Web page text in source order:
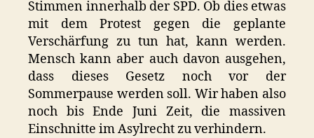
Stimmen innerhalb der SPD. Ob dies etwas
mit dem Protest gegen die geplante
Verschärfung zu tun hat, kann werden.
Mensch kann aber auch davon ausgehen,
dass dieses Gesetz noch vor der
Sommerpause werden soll. Wir haben also
noch bis Ende Juni Zeit, die massiven
Einschnitte im Asylrecht zu verhindern.